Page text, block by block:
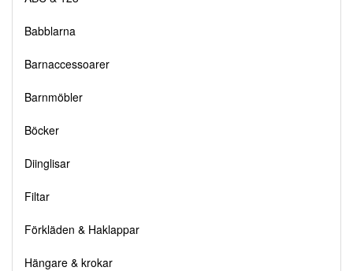
Babblarna
Barnaccessoarer
Barnmöbler
Böcker
Diinglisar
Filtar
Förkläden & Haklappar
Hängare & krokar